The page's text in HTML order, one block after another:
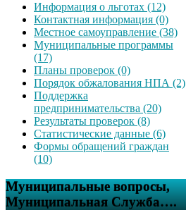
Информация о льготах (12)
Контактная информация (0)
Местное самоуправление (38)
Муниципальные программы
(17)
Планы проверок (0)
Порядок обжалования НПА (2)
Поддержка
предпринимательства (20)
Результаты проверок (8)
Статистические данные (6)
Формы обращений граждан
(10)
Муниципальные вопросы,
Муниципальная Служба….